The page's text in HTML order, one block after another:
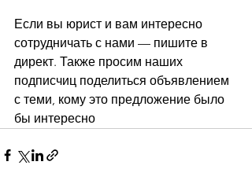
Если вы юрист и вам интересно
сотрудничать с нами — пишите в
директ. Также просим наших
подписчиц поделиться объявлением
с теми, кому это предложение было
бы интересно